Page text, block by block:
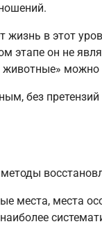
в этот
этапе он не
без
места, места